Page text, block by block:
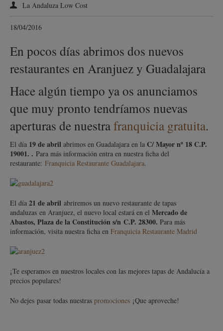
La Andaluza Low Cost
18/04/2016
En pocos días abrimos dos nuevos
restaurantes en Aranjuez y Guadalajara
Hace algún tiempo ya os anunciamos
que muy pronto tendríamos nuevas
aperturas de nuestrafranquicia gratuita.
El día 19 de abril abrimos en Guadalajara en la C/ Mayor nº 18 C.P.
19001. . Para más información entra en nuestra ficha del
restaurante: Franquicia Restaurante Guadalajara.
El día 21 de abril abriremos un nuevo restaurante de tapas
andaluzas en Aranjuez, el nuevo local estará en el Mercado de
Abastos, Plaza de la Constitución s/n C.P. 28300. Para más
información, visita nuestra ficha en Franquicia Restaurante Madrid
¡Te esperamos en nuestros locales con las mejores tapas de Andalucía a
precios populares!
No dejes pasar todas nuestras promociones ¡Que aproveche!